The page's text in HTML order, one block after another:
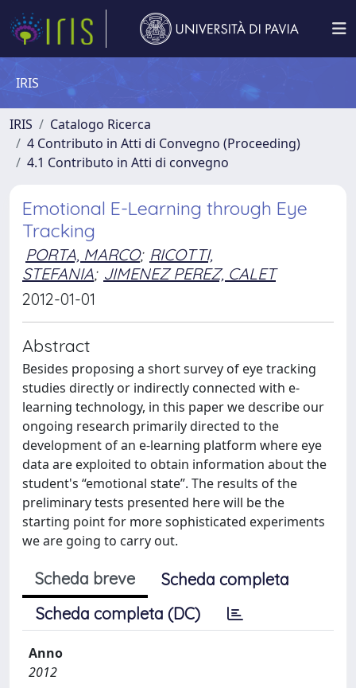
IRIS
IRIS
Catalogo Ricerca
4 Contributo in Atti di Convegno (Proceeding)
4.1 Contributo in Atti di convegno
Emotional E-Learning through Eye
Tracking
PORTA, MARCO; RICOTTI,
STEFANIA; JIMENEZ PEREZ, CALET
2012-01-01
Abstract
Besides proposing a short survey of eye tracking
studies directly or indirectly connected with e-
learning technology, in this paper we describe our
ongoing research primarily directed to the
development of an e-learning platform where eye
data are exploited to obtain information about the
student's “emotional state”. The results of the
preliminary tests presented here will be the
starting point for more sophisticated experiments
we are going to carry out.
Scheda breve
Scheda completa
Scheda completa (DC)
Anno
2012